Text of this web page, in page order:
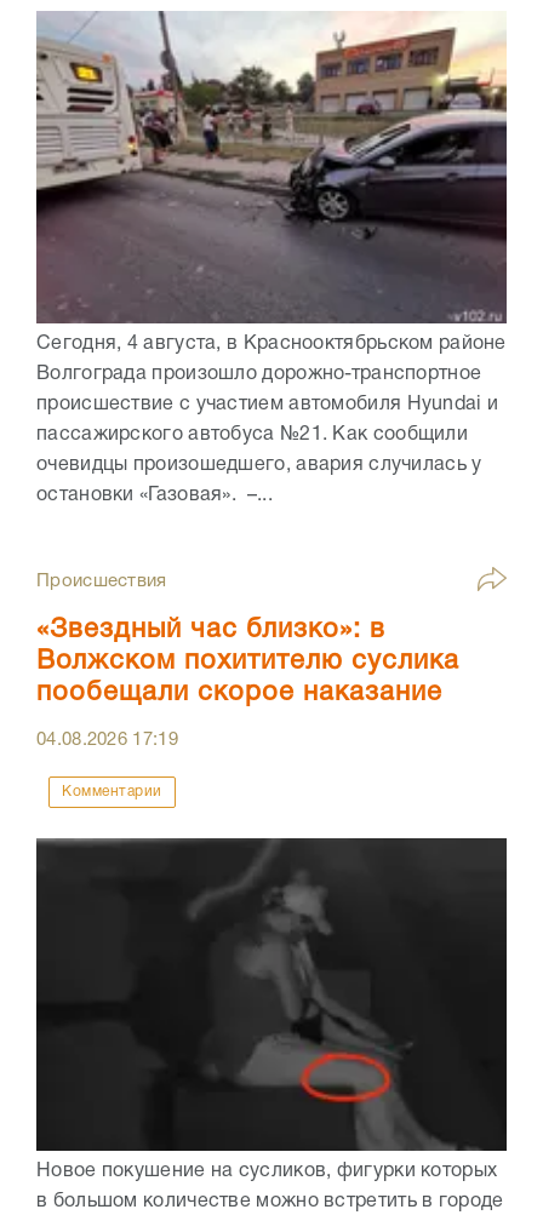
Сегодня, 4 августа, в Краснооктябрьском районе
Волгограда произошло дорожно-транспортное
происшествие с участием автомобиля Hyundai и
пассажирского автобуса №21. Как сообщили
очевидцы произошедшего, авария случилась у
остановки «Газовая». –...
Происшествия
«Звездный час близко»: в
Волжском похитителю суслика
пообещали скорое наказание
04.08.2026 17:19
Комментарии
Новое покушение на сусликов, фигурки которых
в большом количестве можно встретить в городе